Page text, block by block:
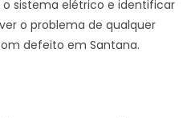
sistema elétrico e identificar
o problema de qualquer
defeito em Santana.